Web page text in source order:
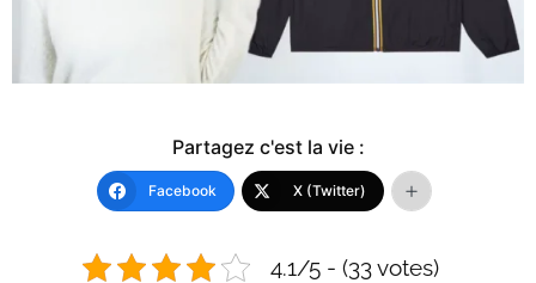
Partagez c'est la vie :
Facebook X (Twitter)
4.1/5 - (33 votes)